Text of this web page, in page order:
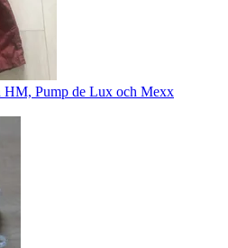
HM, Pump de Lux och Mexx